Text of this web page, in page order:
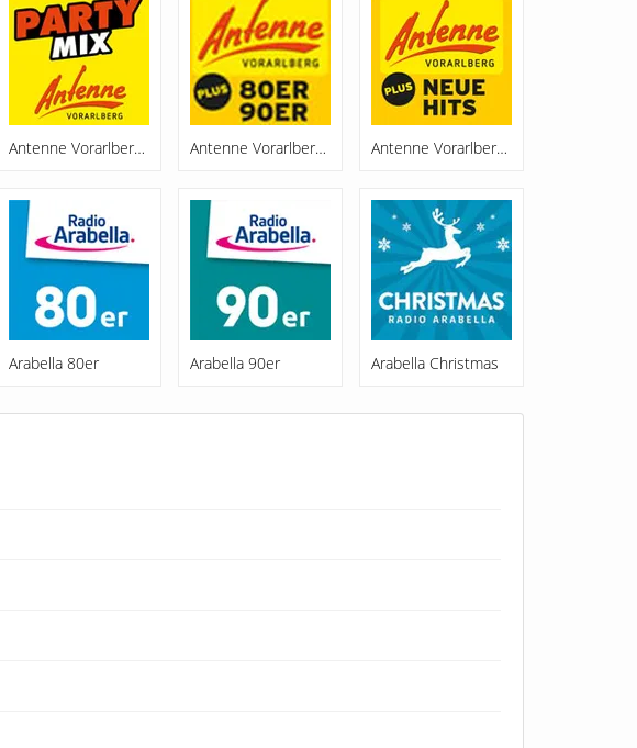
Antenne Vorarlberg Partymix Antenne Vorarlberg Plus 80er,90er Antenne Vorarlberg Plus Neue Hits
Arabella 80er Arabella 90er Arabella Christmas